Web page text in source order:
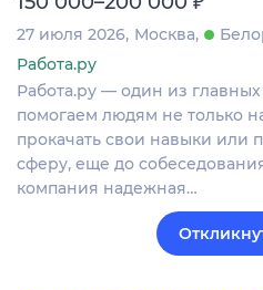
27 июля 2026 Москва
Работа.ру
Работа.ру — один из
помогаем людям не только
прокачать свои навыки или
сферу, еще до
компания надежная…